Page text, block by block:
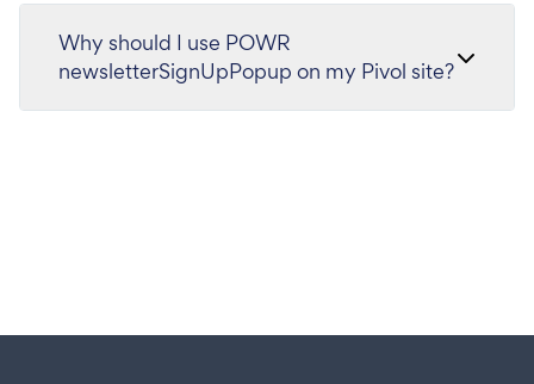
Why should I use POWR
newsletterSignUpPopup on my Pivol site?